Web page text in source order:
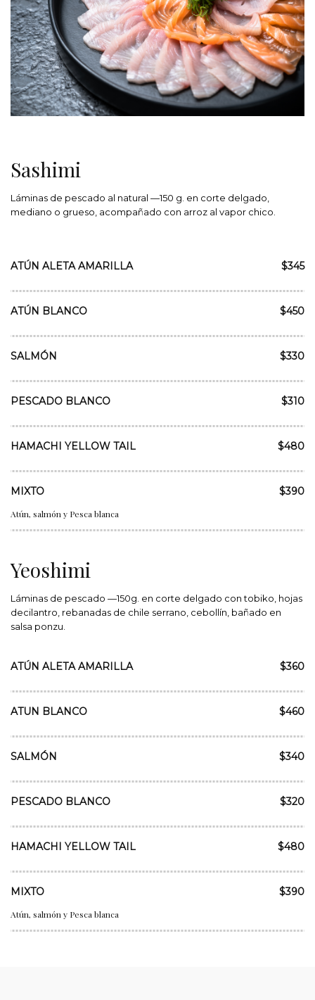
Sashimi
Láminas de pescado al natural —150 g. en corte delgado,
mediano o grueso, acompañado con arroz al vapor chico.
ATÚN ALETA AMARILLA $345
ATÚN BLANCO $450
SALMÓN $330
PESCADO BLANCO $310
HAMACHI YELLOW TAIL $480
MIXTO $390
Atún, salmón y Pesca blanca
Yeoshimi
Láminas de pescado —150g. en corte delgado con tobiko, hojas
decilantro, rebanadas de chile serrano, cebollín, bañado en
salsa ponzu.
ATÚN ALETA AMARILLA $360
ATUN BLANCO $460
SALMÓN $340
PESCADO BLANCO $320
HAMACHI YELLOW TAIL $480
MIXTO $390
Atún, salmón y Pesca blanca